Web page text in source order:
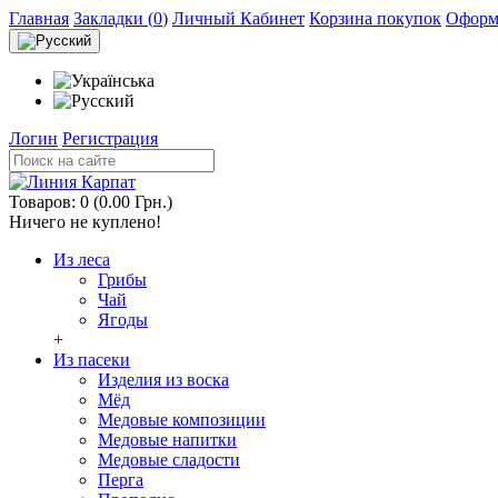
Главная Закладки (0) Личный Кабинет Корзина покупок
Логин Регистрация
Товаров: 0 (0.00 Грн.)
Ничего не куплено!
Из леса
Грибы
Чай
Ягоды
+
Из пасеки
Изделия из воска
Мёд
Медовые композиции
Медовые напитки
Медовые сладости
Перга